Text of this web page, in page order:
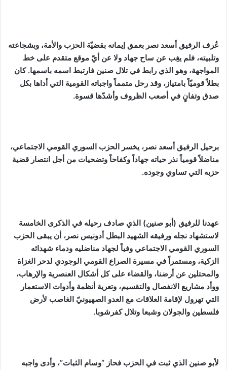
عُرف الرفيق أسعد نصر بعمق إيمانه بقضيّة الحزب والأمة، وبشجاعته
وتلبيته، فلم يغِب عن ساح جهاد ولا عن أيّ موقع متقدم على خط
المواجهة، وهو الذي رابط في تلال صنين فارتبط اسمه باسمها. كان
بطلاً قوميّاً بامتياز، وقد رحل متمماً واجباته القومية التي أداها بكل
صدق وتفانٍ في أصعب الظروف وأشدّها قسوة.
برحيل الرفيق أسعد نصر، يخسر الحزب السوري القومي الاجتماعي،
مناضلاً قومياً نذر حياته جهاداً وكفاحاً وتضحيات من أجل انتصار قضية
حزبه التي تساوي وجوده.
عهدنا للرفيق (أبو صنين) الذي صادف رحيله في الذكرى الخامسة
لاستشهاد نجله ورفيقه الشهيد البطل أدونيس نصر، أن يبقى الحزب
السوري القومي الاجتماعي وفياً لجهاد مناضليه ودماء شهدائه
الزكية، ومستمراً في مسيرة الصراع القومي الوجودي لدحر الغزاة
والمحتلين عن أرضنا، والقضاء على كل أشكال العنصرية والإرهاب،
ووأد مشاريع الانفصال والتقسيم، وتعرية أنظمة وأدوات الاستعمار
التي تهرول لإقامة العلاقات مع العدو الصهيونيّ الغاصب لأرض
فلسطين والجولان وشبعا وتلال كفرشوبا.
لأبو صنين الذي ثبت في الحزب فحاز “وسام الثبات”، وأدى واجبه